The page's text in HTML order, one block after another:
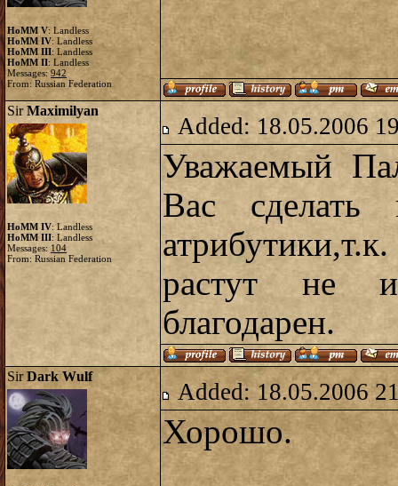
HoMM V: Landless
HoMM IV: Landless
HoMM III: Landless
HoMM II: Landless
Messages:942
From: Russian Federation
SirMaximilyan
HoMM IV: Landless
HoMM III: Landless
Messages: 104
From: Russian Federation
Added: 18.05.2006
Уважаемый
Вас сделать
растут не
благодарен.
SirDark Wulf
Added: 18.05.2006
Хорошо.